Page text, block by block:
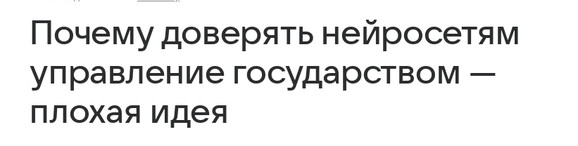
Почему доверять нейросетям
управление государством —
плохая идея